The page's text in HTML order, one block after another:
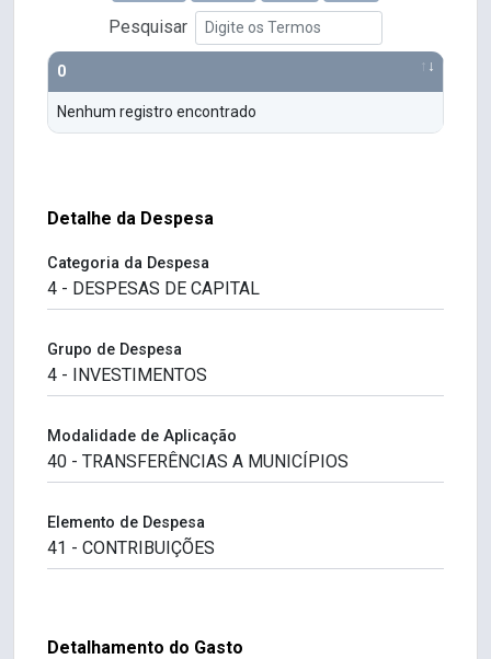
Pesquisar
0
Nenhum registro encontrado
Detalhe da Despesa
Categoria da Despesa
Grupo de Despesa
Modalidade de Aplicação
Elemento de Despesa
Detalhamento do Gasto